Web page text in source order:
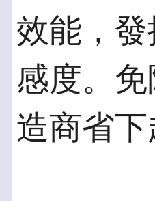
效能，
感度。
造商省